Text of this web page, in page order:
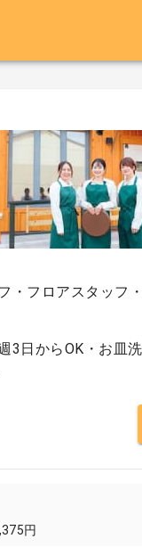
・フロアスタッフ
3日からOK・お皿
円